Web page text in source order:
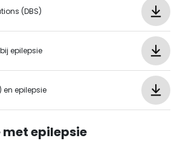
(DBS)
epilepsie
epilepsie
epilepsie